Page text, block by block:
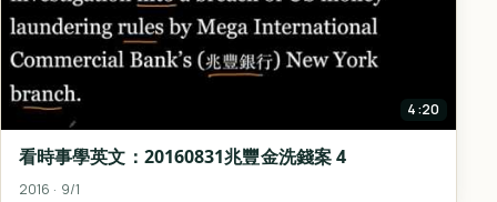
4:20
看時事學英文：20160831兆豐金洗錢案 4
2016 · 9/1